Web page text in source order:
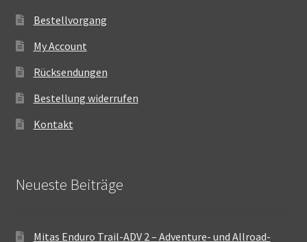
Bestellvorgang
My Account
Rücksendungen
Bestellung widerrufen
Kontakt
Neueste Beiträge
Mitas Enduro Trail-ADV 2 – Adventure- und Allroad-